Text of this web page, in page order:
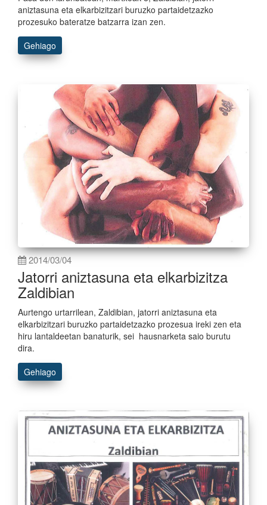
aniztasuna eta elkarbizitzari buruzko partaidetzazko
prozesuko bateratze batzarra izan zen.
Gehiago
2014/03/04
Jatorri aniztasuna eta elkarbizitza
Zaldibian
Aurtengo urtarrilean, Zaldibian, jatorri aniztasuna eta
elkarbizitzari buruzko partaidetzazko prozesua ireki zen eta
hiru lantaldeetan banaturik, sei hausnarketa saio burutu
dira.
Gehiago